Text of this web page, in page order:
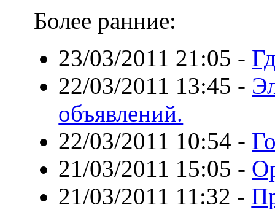
Более ранние:
23/03/2011 21:05 -
22/03/2011 13:45 -
объявлений.
22/03/2011 10:54 -
21/03/2011 15:05 -
21/03/2011 11:32 -